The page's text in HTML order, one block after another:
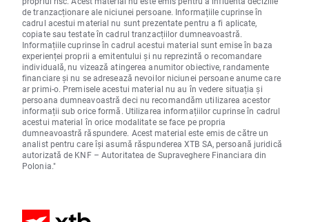
de tranzacționare ale niciunei persoane. Informațiile cuprinse în
cadrul acestui material nu sunt prezentate pentru a fi aplicate,
copiate sau testate în cadrul tranzacțiilor dumneavoastră.
Informațiile cuprinse în cadrul acestui material sunt emise în baza
experienței proprii a emitentului și nu reprezintă o recomandare
individuală, nu vizează atingerea anumitor obiective, randamente
financiare și nu se adresează nevoilor niciunei persoane anume care
ar primi-o. Premisele acestui material nu au în vedere situația și
persoana dumneavoastră deci nu recomandăm utilizarea acestor
informații sub orice formă. Utilizarea informațiilor cuprinse în cadrul
acestui material în orice modalitate se face pe propria
dumneavoastră răspundere. Acest material este emis de către un
analist pentru care își asumă răspunderea XTB SA, persoană juridică
autorizată de KNF – Autoritatea de Supraveghere Financiara din
Polonia."